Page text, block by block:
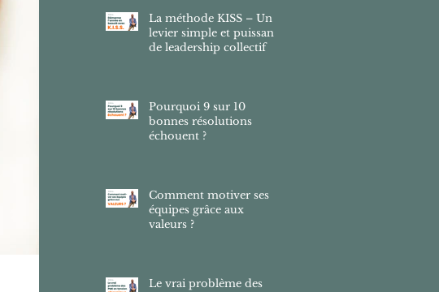
La méthode KISS – Un
levier simple et puissant
de leadership collectif
Pourquoi 9 sur 10
bonnes résolutions
échouent ?
Comment motiver ses
équipes grâce aux
valeurs ?
Le vrai problème des